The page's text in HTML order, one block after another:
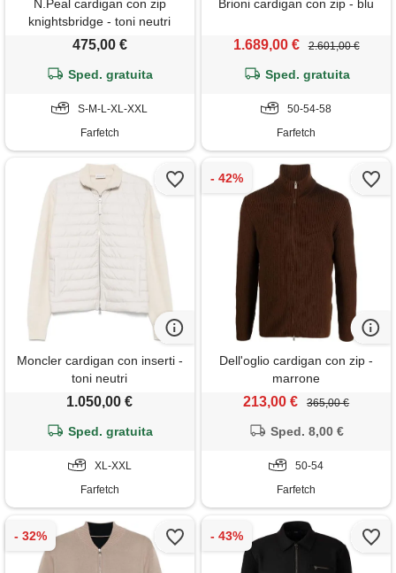
N.Peal cardigan con zip
knightsbridge - toni neutri
475,00 €
Sped. gratuita
S-M-L-XL-XXL
Farfetch
Brioni cardigan con zip - blu
1.689,00 € 2.601,00 €
Sped. gratuita
50-54-58
Farfetch
Moncler cardigan con inserti -
toni neutri
1.050,00 €
Sped. gratuita
XL-XXL
Farfetch
Dell'oglio cardigan con zip -
marrone
213,00 € 365,00 €
Sped. 8,00 €
50-54
Farfetch